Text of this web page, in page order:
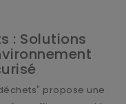
: Solutions
propose une